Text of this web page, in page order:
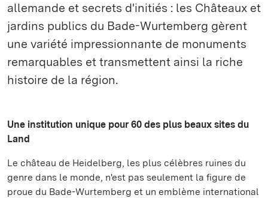
allemande et secrets d'initiés : les Châteaux et
jardins publics du Bade-Wurtemberg gèrent
une variété impressionnante de monuments
remarquables et transmettent ainsi la riche
histoire de la région.
Une institution unique pour 60 des plus beaux sites du
Land
Le château de Heidelberg, les plus célèbres ruines du
genre dans le monde, n'est pas seulement la figure de
proue du Bade-Wurtemberg et un emblème international